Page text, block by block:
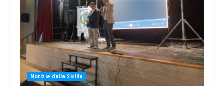
Notizie dalla Sicilia